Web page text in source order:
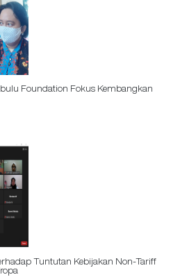
Foundation Fokus Kembangkan
Tuntutan Kebijakan Non-Tariff